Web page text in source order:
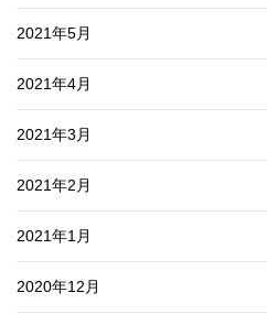
2021年5月
2021年4月
2021年3月
2021年2月
2021年1月
2020年12月